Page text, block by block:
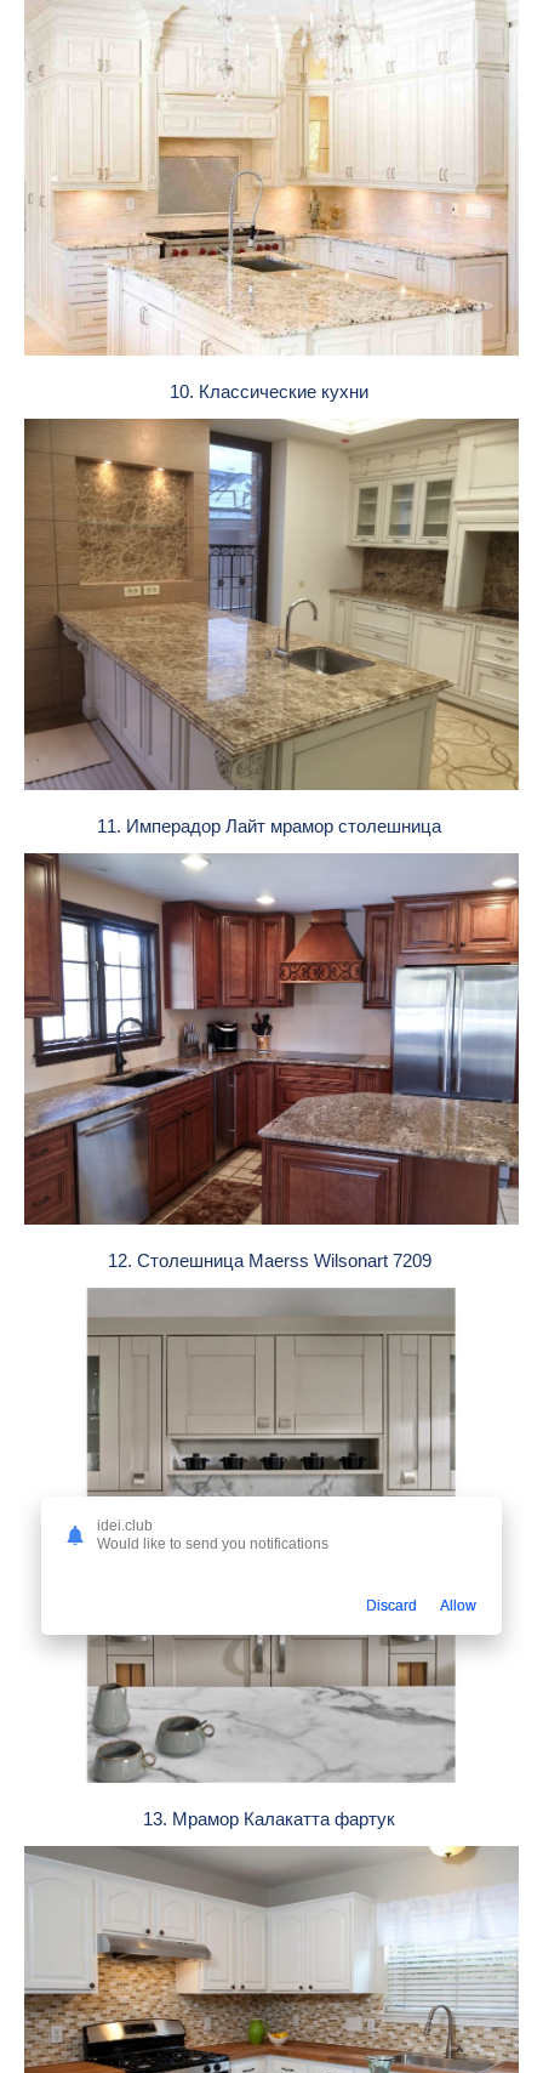
10. Классические кухни
11. Имперадор Лайт мрамор столешница
12. Столешница Maerss Wilsonart 7209
13. Мрамор Калакатта фартук
idei.club
Would like to send you notifications
Discard Allow